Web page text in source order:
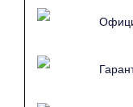
деле, это
инвестиция для